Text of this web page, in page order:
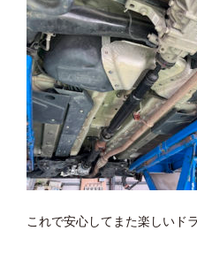
これで安心してまた楽しいド